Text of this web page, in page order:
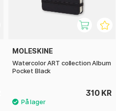
MOLESKINE
Watercolor ART collection Album
Pocket Black
310 KR